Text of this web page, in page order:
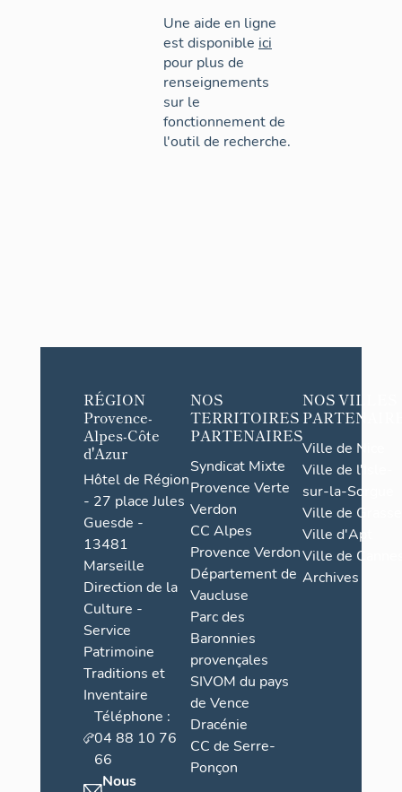
Une aide en ligne
est disponible ici
pour plus de
renseignements
sur le
fonctionnement de
l'outil de recherche.
RÉGION
Provence-
Alpes-Côte
d'Azur
Hôtel de Région
- 27 place Jules
Guesde -
13481
Marseille
Direction de la
Culture -
Service
Patrimoine
Traditions et
Inventaire
Téléphone :
04 88 10 76
66
Nous
NOS
TERRITOIRES
PARTENAIRES
Syndicat Mixte
Provence Verte
Verdon
CC Alpes
Provence Verdon
Département de
Vaucluse
Parc des
Baronnies
provençales
SIVOM du pays
de Vence
Dracénie
CC de Serre-
Ponçon
NOS VILLES
Ville de Nice
Ville de l'Isle-
sur-la-Sorgue
Ville de Grasse
Ville d'Apt
Ville de
Archives